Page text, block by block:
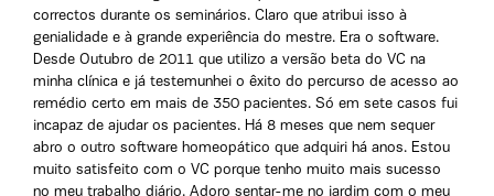
correctos durante os seminários. Claro que atribui isso à
genialidade e à grande experiência do mestre. Era o software.
Desde Outubro de 2011 que utilizo a versão beta do VC na
minha clínica e já testemunhei o êxito do percurso de acesso ao
remédio certo em mais de 350 pacientes. Só em sete casos fui
incapaz de ajudar os pacientes. Há 8 meses que nem sequer
abro o outro software homeopático que adquiri há anos. Estou
muito satisfeito com o VC porque tenho muito mais sucesso
no meu trabalho diário. Adoro sentar-me no jardim com o meu